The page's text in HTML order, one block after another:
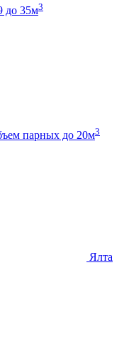
до 35м3
парных до 20м3
Ялта